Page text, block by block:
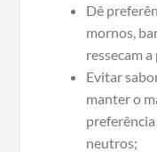
Dê
mornos,
ressecam a
Evitar
manter o
neutros;